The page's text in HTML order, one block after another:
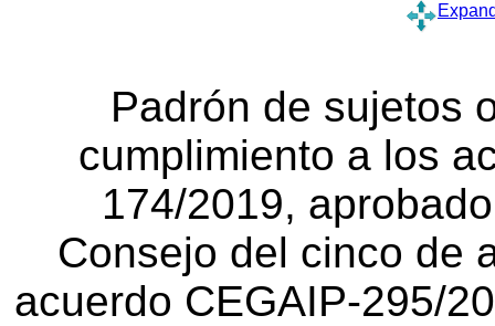
Padrón de sujetos
cumplimiento a los
174/2019,
Consejo del cinco de
acuerdo CEGAIP-295/